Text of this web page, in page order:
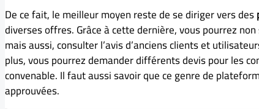
De ce fait, le meilleur moyen reste de se diriger vers des
diverses offres. Grâce à cette dernière, vous pourrez
mais aussi, consulter l’avis d’anciens clients et
plus, vous pourrez demander différents devis pour les
convenable. Il faut aussi savoir que ce genre de
approuvées.